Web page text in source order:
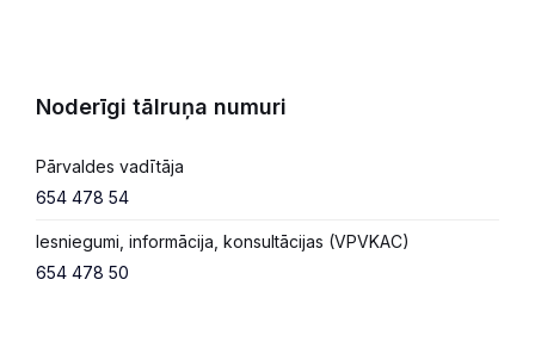
Noderīgi tālruņa numuri
Pārvaldes vadītāja
654 478 54
Iesniegumi, informācija, konsultācijas (VPVKAC)
654 478 50